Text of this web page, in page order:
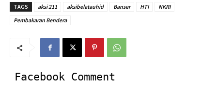
TAGS aksi 211 aksibelatauhid Banser HTI
NKRI
Pembakaran Bendera
Facebook Comment